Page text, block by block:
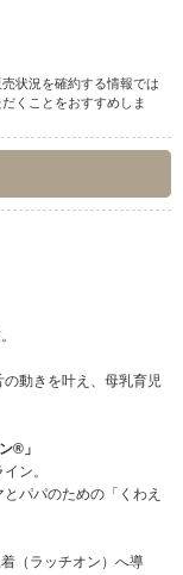
状況を確約する情報では
くことをおすすめしま
動きを叶え、母乳育児
®」
ン。
パパのための「くわえ
（ラッチオン）へ導